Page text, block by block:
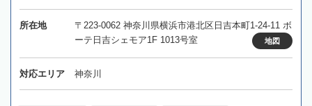
所在地
〒223-0062 神奈川県横浜市港北区日吉本町1-24-11 ボ
ーテ日吉シェモア1F 1013号室
地図
対応エリア 神奈川